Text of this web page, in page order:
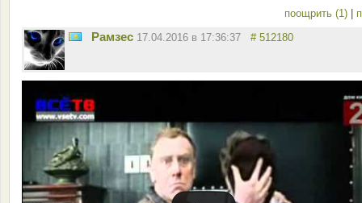
поощрить (1)
Рамзес 17.04.2016 в 17:36:37 # 512180